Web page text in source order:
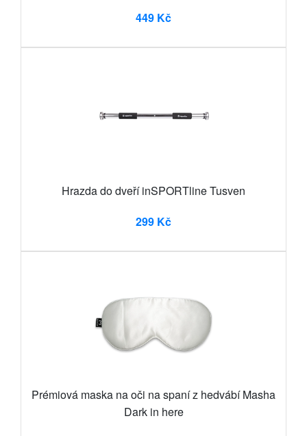
449 Kč
Hrazda do dveří inSPORTline Tusven
299 Kč
Prémiová maska na oči na spaní z hedvábí Masha
Dark in here